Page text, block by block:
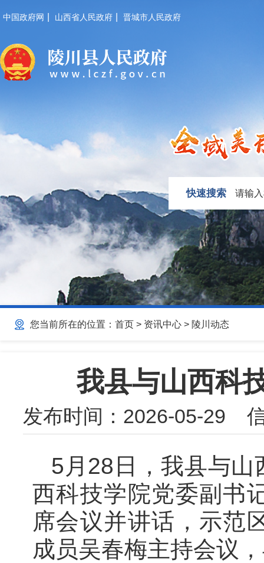
中国政府网 山西省人民政府 晋城市人民政府
快速搜索
您当前所在的位置： 首页 > 资讯中心 > 陵川动态
我县与山西科
发布时间： 2026-05-29 信
5月28日，我县与山
西科技学院党委副书
席会议并讲话，示范
成员吴春梅主持会议